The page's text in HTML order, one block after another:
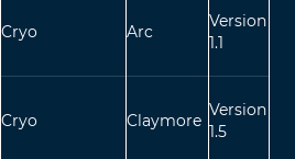
Cryo Arc
Version
1.1
Cryo Claymore
Version
1.5